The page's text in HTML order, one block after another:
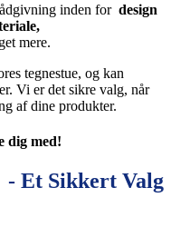
inden for design
mere.
tegnestue, og kan
Vi er det sikre valg, når
af dine produkter.
dig med!
- Et Sikkert Valg